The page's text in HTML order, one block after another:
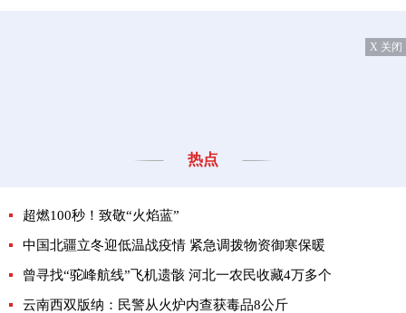
X 关闭
热点
超燃100秒！致敬“火焰蓝”
中国北疆立冬迎低温战疫情 紧急调拨物资御寒保暖
曾寻找“驼峰航线”飞机遗骸 河北一农民收藏4万多个
云南西双版纳：民警从火炉内查获毒品8公斤